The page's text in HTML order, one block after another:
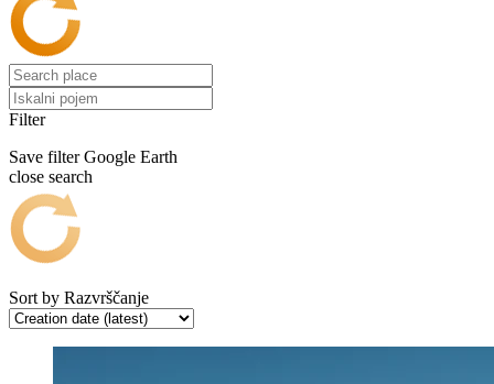
Filter
Save filter Google Earth
close search
Sort by Razvrščanje